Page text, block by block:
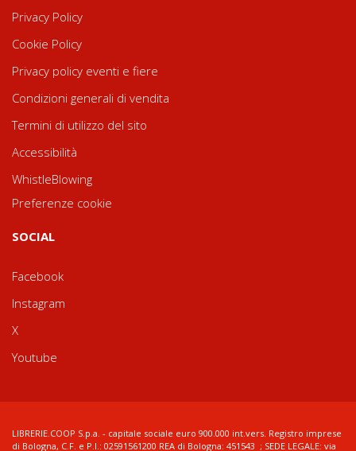
Privacy Policy
Cookie Policy
Privacy policy eventi e fiere
Condizioni generali di vendita
Termini di utilizzo del sito
Accessibilità
WhistleBlowing
Preferenze cookie
SOCIAL
Facebook
Instagram
X
Youtube
LIBRERIE.COOP S.p.a. - capitale sociale euro 900.000 int.vers. Registro imprese
di Bologna, C.F. e P.I.: 02591561200 REA di Bologna: 451543 ; SEDE LEGALE: via